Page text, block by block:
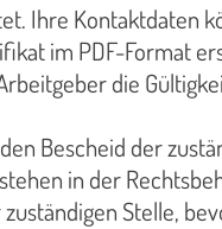
Ihre Kontaktdaten
im PDF-Format
die
Bescheid der
in der
Stelle,